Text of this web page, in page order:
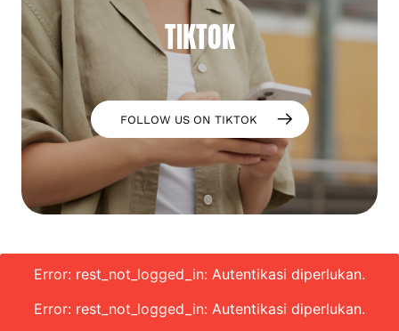
TIKTOK
FOLLOW US ON TIKTOK
Error: rest_not_logged_in: Autentikasi diperlukan.
Error: rest_not_logged_in: Autentikasi diperlukan.